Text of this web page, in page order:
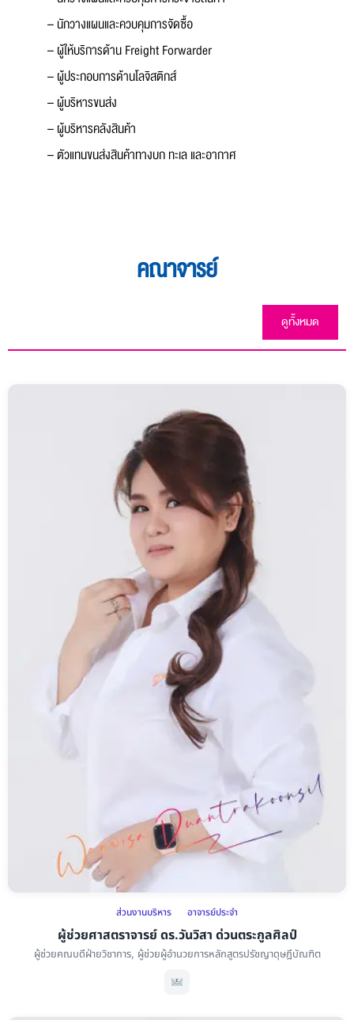
– นักวางแผนและควบคุมการจัดซื้อ
– ผู้ให้บริการด้าน Freight Forwarder
– ผู้ประกอบการด้านโลจิสติกส์
– ผู้บริหารขนส่ง
– ผู้บริหารคลังสินค้า
– ตัวแทนขนส่งสินค้าทางบก ทะเล และอากาศ
คณาจารย์
ดูทั้งหมด
ส่วนงานบริหาร อาจารย์ประจำ
ผู้ช่วยศาสตราจารย์ ดร.วันวิสา ด่วนตระกูลศิลป์
ผู้ช่วยศาสตราจารย์ ดร.วันวิสา ด่ว
ผู้ช่วยคณบดีฝ่ายวิชาการ, ผู้ช่วยผู้อำนวยการหลักสูตรปรัชญาดุษฎีบัณฑิต